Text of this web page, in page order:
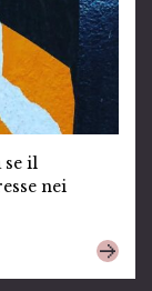
se il
nei